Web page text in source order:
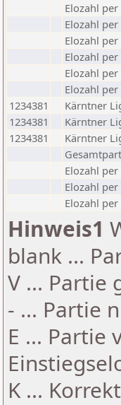
Elozahl per
Elozahl per
Elozahl per
Elozahl per
Elozahl per
Elozahl per
1234381
Kärntner
1234381
Kärntner
1234381
Kärntner
Elozahl per
Elozahl per
Elozahl per
Hinweis1
blank ...
V ... Partie
- ... Partie
E ... Partie
K ...